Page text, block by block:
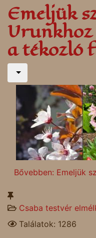
Emeljük
a tékozló
Bővebben: Emeljük
Csaba testvér
Találatok: 1286